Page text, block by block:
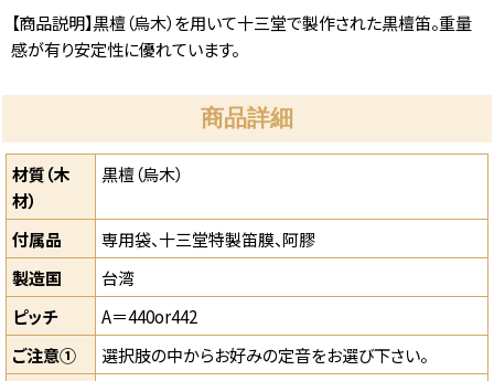
【商品説明】黒檀（烏木）を用いて十三堂で製作された黒檀笛。重量
感が有り安定性に優れています。
商品詳細
材質（木
材）
黒檀（烏木）
付属品
専用袋、十三堂特製笛膜、阿膠
製造国
台湾
ピッチ
A＝440or442
ご注意①
選択肢の中からお好みの定音をお選び下さい。